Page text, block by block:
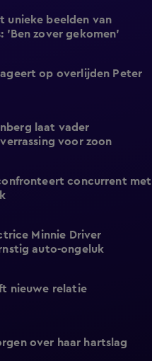
unieke beelden van
'Ben zover gekomen'
op overlijden Peter
laat vader
voor zoon
concurrent met
Minnie Driver
auto-ongeluk
nieuwe relatie
over haar hartslag